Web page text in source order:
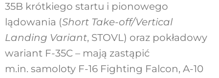
35B krótkiego startu i pionowego
lądowania (Short Take-off/Vertical
Landing Variant, STOVL) oraz pokładowy
wariant F-35C – mają zastąpić
m.in. samoloty F-16 Fighting Falcon, A-10